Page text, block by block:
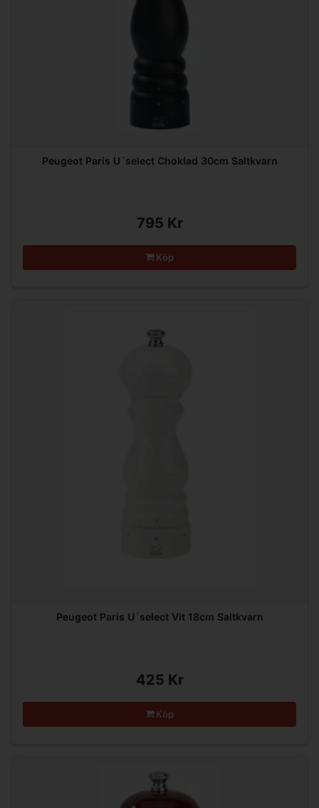
Peugeot Paris U´select Choklad 30cm Saltkvarn
795 Kr
Köp
Peugeot Paris U´select Vit 18cm Saltkvarn
425 Kr
Köp